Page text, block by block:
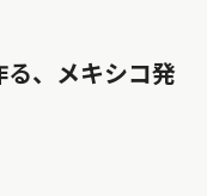
る、メキシコ発